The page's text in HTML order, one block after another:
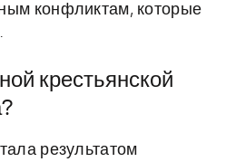
конфликтам, которые
крестьянской
результатом